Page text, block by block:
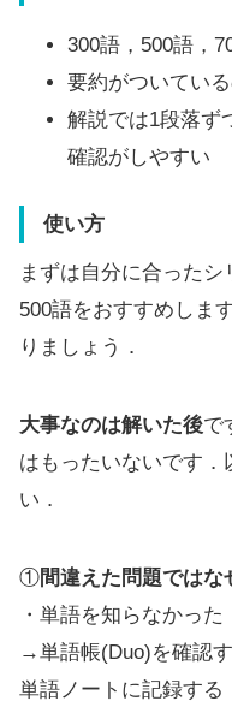
300語，500語，
要約がついてい
解説では1段落ず
確認がしやすい
使い方
まずは自分に合った
500語をおすすめしま
りましょう．
大事なのは解いた後で
はもったいないです．
い．
①間違えた問題では
・単語を知らなかった
→単語帳(Duo)を確認
単語ノートに記録する